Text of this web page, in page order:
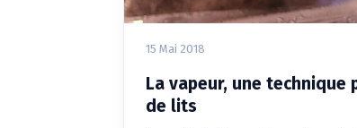
15 Mai 2018
La vapeur, une
de lits